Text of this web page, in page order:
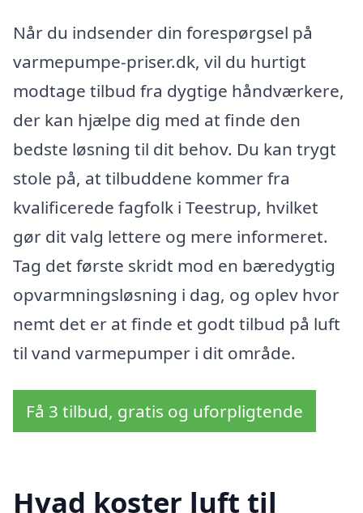
Når du indsender din forespørgsel på
varmepumpe-priser.dk, vil du hurtigt
modtage tilbud fra dygtige håndværkere,
der kan hjælpe dig med at finde den
bedste løsning til dit behov. Du kan trygt
stole på, at tilbuddene kommer fra
kvalificerede fagfolk i Teestrup, hvilket
gør dit valg lettere og mere informeret.
Tag det første skridt mod en bæredygtig
opvarmningsløsning i dag, og oplev hvor
nemt det er at finde et godt tilbud på luft
til vand varmepumper i dit område.
Få 3 tilbud, gratis og uforpligtende
Hvad koster luft til